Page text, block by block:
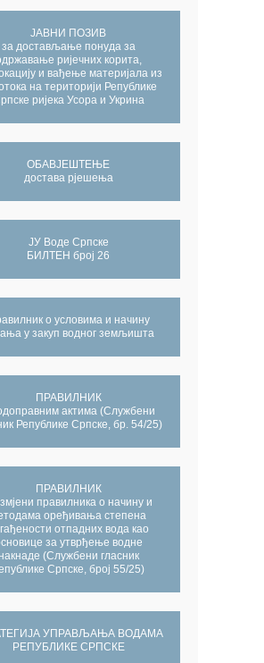
ЈАВНИ ПОЗИВ
за достављање понуда за
ријечних корита,
и вађење материјала из
на територији Републике
ријека Усора и Укрина
ОБАВЈЕШТЕЊЕ
достава рјешења
ЈУ Воде Српске
БИЛТЕН број 26
о условима и начину
у закуп водног земљишта
ПРАВИЛНИК
актима (Службени
Републике Српске, бр. 54/25)
ПРАВИЛНИК
правилника о начину и
оређивања степена
отпадних вода као
за утврђење водне
накнаде (Службени гласник
Српске, број 55/25)
УПРАВЉАЊА ВОДАМА
РЕПУБЛИКЕ СРПСКЕ